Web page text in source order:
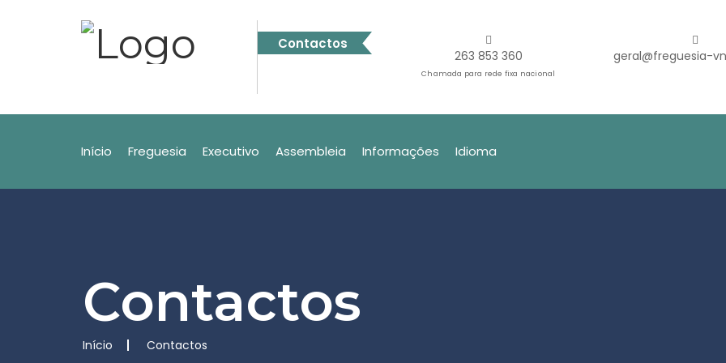
Contactos
263 853 360
Chamada para rede fixa nacional
geral@freguesia-
Início Freguesia Executivo Assembleia Informações Idioma
Contactos
Início Contactos